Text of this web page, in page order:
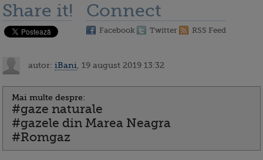
Share it! Connect
Facebook Twitter RSS Feed
autor: iBani , 19 august 2019 13:32
Mai multe despre:
#gaze naturale
#gazele din Marea Neagra
#Romgaz